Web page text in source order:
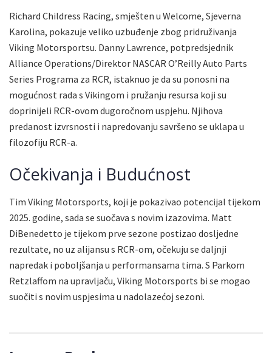
Richard Childress Racing, smješten u Welcome, Sjeverna
Karolina, pokazuje veliko uzbuđenje zbog pridruživanja
Viking Motorsportsu. Danny Lawrence, potpredsjednik
Alliance Operations/Direktor NASCAR O’Reilly Auto Parts
Series Programa za RCR, istaknuo je da su ponosni na
mogućnost rada s Vikingom i pružanju resursa koji su
doprinijeli RCR-ovom dugoročnom uspjehu. Njihova
predanost izvrsnosti i napredovanju savršeno se uklapa u
filozofiju RCR-a.
Očekivanja i Budućnost
Tim Viking Motorsports, koji je pokazivao potencijal tijekom
2025. godine, sada se suočava s novim izazovima. Matt
DiBenedetto je tijekom prve sezone postizao dosljedne
rezultate, no uz alijansu s RCR-om, očekuju se daljnji
napredak i poboljšanja u performansama tima. S Parkom
Retzlaffom na upravljaču, Viking Motorsports bi se mogao
suočiti s novim uspjesima u nadolazećoj sezoni.